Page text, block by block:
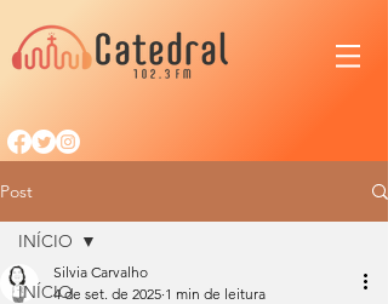
Post
INÍCIO
INÍCIO
Silvia Carvalho
4 de set. de 2025 1 min de leitura